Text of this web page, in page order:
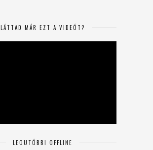
LÁTTAD MÁR EZT A VIDEÓT?
LEGUTÓBBI OFFLINE